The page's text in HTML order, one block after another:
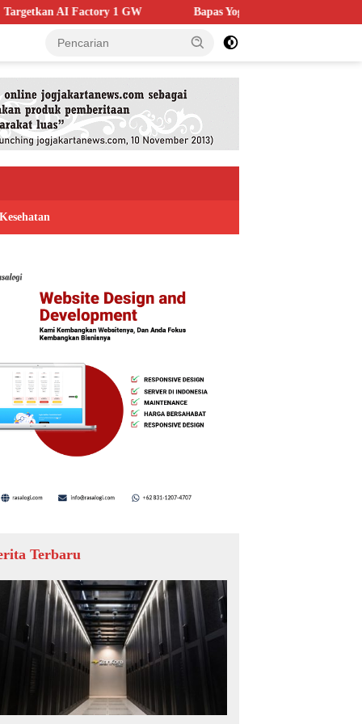
Bapas Yogyakarta Edukasi Guru SMKN 1 Seyegan,
Kesehatan
Terbaru